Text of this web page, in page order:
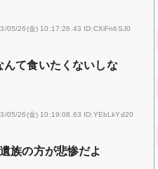
05/26(金) 10:17:26.43 ID:CXiFn6SJ0
んて食いたくないしな
05/26(金) 10:19:08.63 ID:YEbLkYd20
族の方が悲惨だよ